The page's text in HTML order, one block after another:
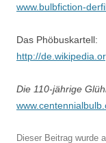
www.bulbfiction-
Das Phöbuskartell:
http://
Die 110-jährige
Dieser Beitrag wurde